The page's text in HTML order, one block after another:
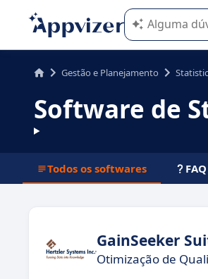
A IA do
Gestão e Planejamento
Software de
Todos os softwares FAQ
GainSeeker
Otimização de